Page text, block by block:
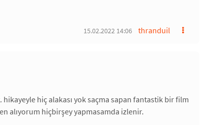
thranduil
15.02.2022 14:06
hiç alakası yok saçma sapan fantastik bir film
alıyorum hiçbirşey yapmasamda izlenir.